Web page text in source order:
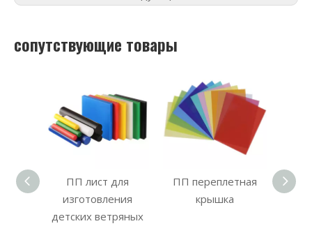
сопутствующие товары
ПП лист для
изготовления
детских ветряных
ПП переплетная
крышка